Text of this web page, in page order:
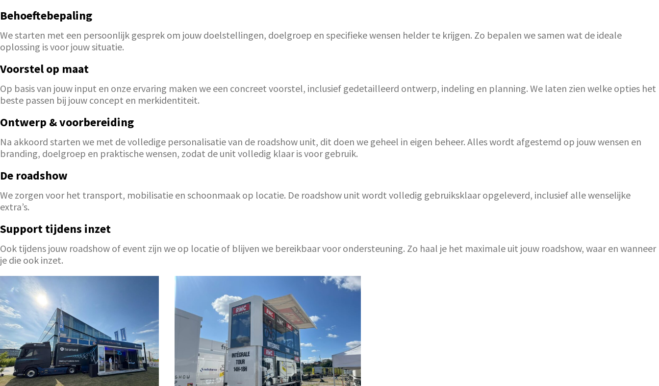
Behoeftebepaling
We starten met een persoonlijk gesprek om jouw doelstellingen, doelgroep en specifieke wensen helder te krijgen. Zo bepalen we samen wat de ideale
oplossing is voor jouw situatie.
Voorstel op maat
Op basis van jouw input en onze ervaring maken we een concreet voorstel, inclusief gedetailleerd ontwerp, indeling en planning. We laten zien welke opties het
beste passen bij jouw concept en merkidentiteit.
Ontwerp & voorbereiding
Na akkoord starten we met de volledige personalisatie van de roadshow unit, dit doen we geheel in eigen beheer. Alles wordt afgestemd op jouw wensen en
branding, doelgroep en praktische wensen, zodat de unit volledig klaar is voor gebruik.
De roadshow
We zorgen voor het transport, mobilisatie en schoonmaak op locatie. De roadshow unit wordt volledig gebruiksklaar opgeleverd, inclusief alle wenselijke
extra’s.
Support tijdens inzet
Ook tijdens jouw roadshow of event zijn we op locatie of blijven we bereikbaar voor ondersteuning. Zo haal je het maximale uit jouw roadshow, waar en wanneer
je die ook inzet.